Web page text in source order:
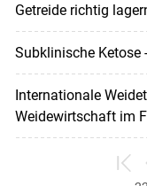
Getreide richtig
Subklinische Ketose
Internationale
Weidewirtschaft im
zum